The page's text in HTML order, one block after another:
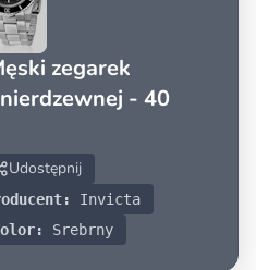
zegarek
- 40
Udostępnij
Invicta
Srebrny